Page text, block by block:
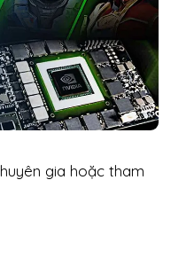
gia hoặc tham